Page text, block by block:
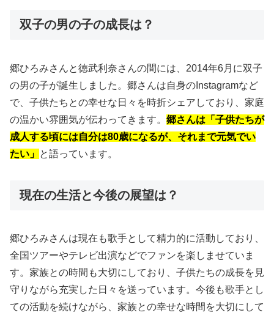
双子の男の子の成長は？
郷ひろみさんと徳武利奈さんの間には、2014年6月に双子
の男の子が誕生しました。郷さんは自身のInstagramなど
で、子供たちとの幸せな日々を時折シェアしており、家庭
の温かい雰囲気が伝わってきます。 郷さんは「子供たちが
成人する頃には自分は80歳になるが、それまで元気でい
たい」 と語っています。
現在の生活と今後の展望は？
郷ひろみさんは現在も歌手として精力的に活動しており、
全国ツアーやテレビ出演などでファンを楽しませていま
す。家族との時間も大切にしており、子供たちの成長を見
守りながら充実した日々を送っています。今後も歌手とし
ての活動を続けながら、家族との幸せな時間を大切にして